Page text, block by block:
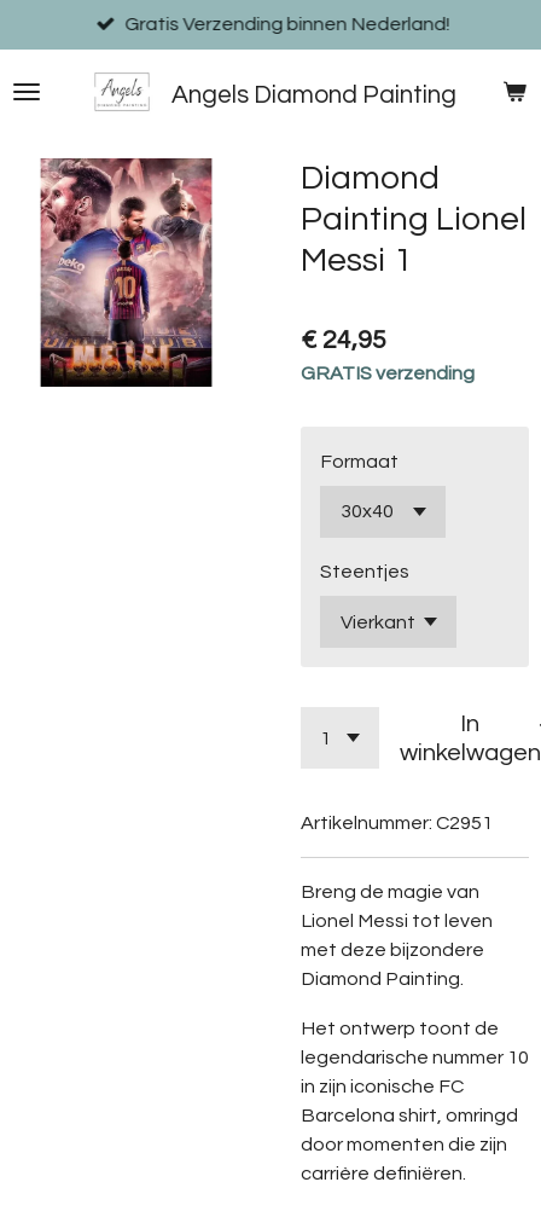
direct
naar
Angels Diamond Painting
Gratis Verzending binnen Nederland!
Diamond
Painting Lionel
Messi 1
€ 24,95
GRATIS verzending
Formaat
Steentjes
In
winkelwagen
Artikelnummer: C2951
Breng de magie van
Lionel Messi tot leven
met deze bijzondere
Diamond Painting.
Het ontwerp toont de
legendarische nummer 10
in zijn iconische FC
Barcelona shirt, omringd
door momenten die zijn
carrière definiëren.